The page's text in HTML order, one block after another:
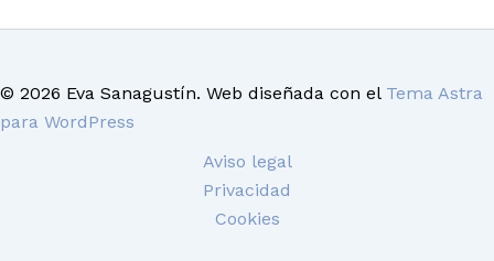
© 2026 Eva Sanagustín. Web diseñada con el Tema Astra
para WordPress
Aviso legal
Privacidad
Cookies